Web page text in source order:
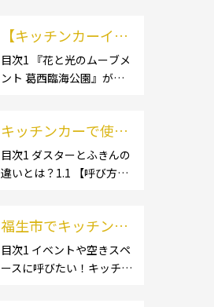
流れも解説！
王温泉]1.2.2 [文翔館]1.3
【名産品・ご当地グルメ】
1.3.1 [芋煮]1.3 […]
【キッチンカーイベ
ント情報】花と光の
ムーブメント 葛西臨
います！
目次1 『花と光のムーブメ
ント 葛西臨海公園』が開
場といえば、やっぱりイベ
ント！ 日本全国で、キッチ
ンカーが営業している様々
キッチンカーで使用
するダスター・ふき
んの選び方とは？お
介！
目次1 ダスターとふきんの
違いとは？1.1 【呼び方の
ンタークロスとも呼ばれ
る】2 キッチンカーで使用
するダスター(ふきん)種類
福生市でキッチンカ
ーを呼びたい！派遣
してもらうにはどう
目次1 イベントや空きスペ
ースに呼びたい！キッチン